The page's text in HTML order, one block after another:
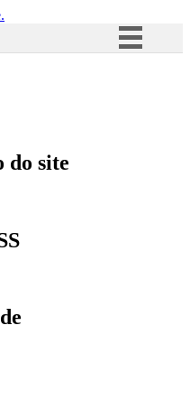
Acesso à informação
do site